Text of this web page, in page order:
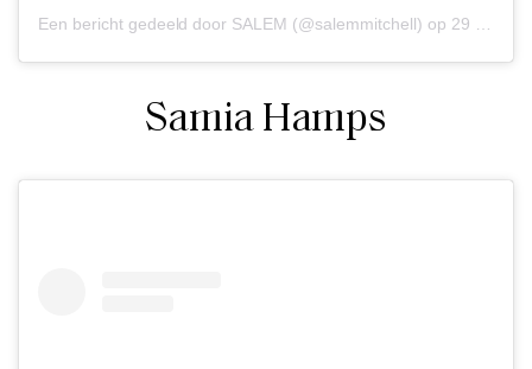
Een bericht gedeeld door SALEM (@salemmitchell) op 29 Feb 2020 om 11:03 (PST)
Samia Hamps